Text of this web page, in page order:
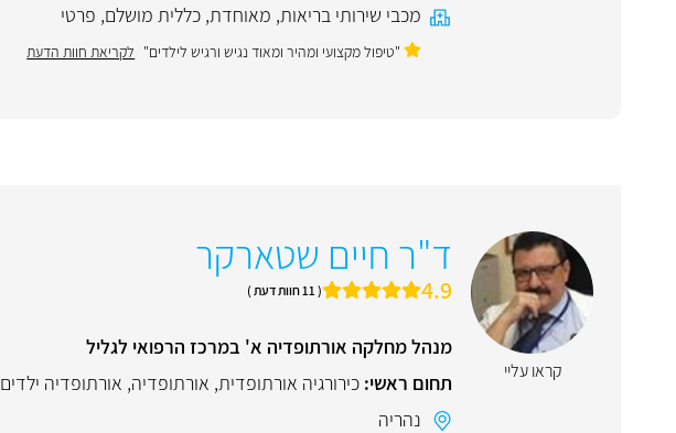
מכבי שירותי בריאות, מאוחדת, כללית מושלם, פרטי
"טיפול מקצועי ומהיר ומאוד נגיש ורגיש לילדים" לקריאת חוות הדעת
קראו עליי
ד"ר חיים שטארקר
4.9 ( 11 חוות דעת )
מנהל מחלקה אורתופדיה א' במרכז הרפואי לגליל
תחום ראשי: כירורגיה אורתופדית, אורתופדיה, אורתופדיה ילדים
נהריה